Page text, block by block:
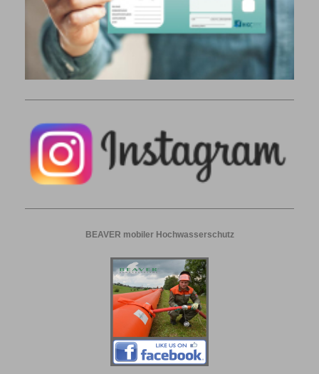
BEAVER mobiler Hochwasserschutz